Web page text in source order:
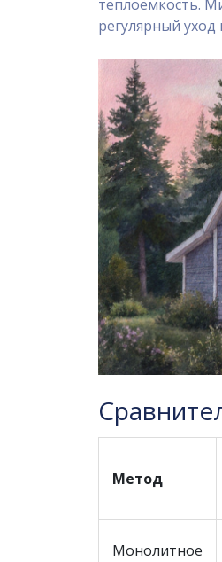
теплоёмкость.
регулярный
Метод
Монолитное